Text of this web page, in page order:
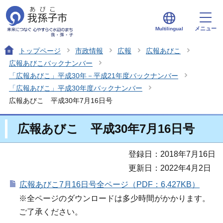
Multilingual メニュー
トップページ 市政情報 広報
広報あびこ
広報あびこバックナンバー
「広報あびこ」平成30年－平成21年度バックナンバー
「広報あびこ」平成30年度バックナンバー
広報あびこ 平成30年7月16日号
広報あびこ 平成30年7月16日号
登録日：2018年7月16日
更新日：2022年4月2日
広報あびこ7月16日号全ページ（PDF：6,427KB）
※全ページのダウンロードは多少時間がかかります。
ご了承ください。